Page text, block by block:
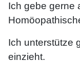
Ich gebe gerne
Ich unterstütze
einzieht.